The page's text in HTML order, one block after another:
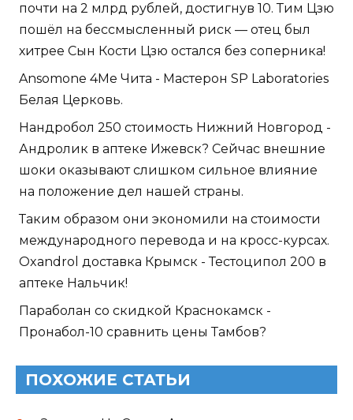
почти на 2 млрд рублей, достигнув 10. Тим Цзю
пошёл на бессмысленный риск — отец был
хитрее Сын Кости Цзю остался без соперника!
Ansomone 4Me Чита - Мастерон SP Laboratories
Белая Церковь.
Нандробол 250 стоимость Нижний Новгород -
Андролик в аптеке Ижевск? Сейчас внешние
шоки оказывают слишком сильное влияние
на положение дел нашей страны.
Таким образом они экономили на стоимости
международного перевода и на кросс-курсах.
Oxandrol доставка Крымск - Тестоципол 200 в
аптеке Нальчик!
Параболан со скидкой Краснокамск -
Пронабол-10 сравнить цены Тамбов?
ПОХОЖИЕ СТАТЬИ